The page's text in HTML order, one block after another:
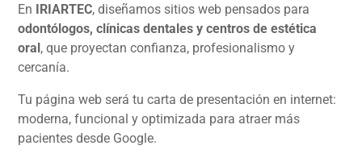
En IRIARTEC, diseñamos sitios web pensados para
odontólogos, clínicas dentales y centros de estética
oral, que proyectan confianza, profesionalismo y
cercanía.
Tu página web será tu carta de presentación en internet:
moderna, funcional y optimizada para atraer más
pacientes desde Google.